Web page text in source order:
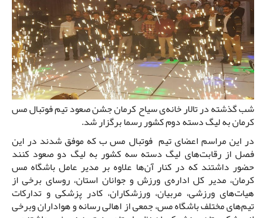
شب گذشته در تالار خانه‌ی سیاح کرمان جشن صعود تیم فوتبال مس
کرمان به لیگ دسته دوم کشور رسما برگزار شد.
در این مراسم اعضای تیم فوتبال مس ب که موفق شدند در این
فصل از رقابت‌های لیگ دسته سه کشور به لیگ دو صعود کنند
حضور داشتند که در کنار آن‌ها علاوه بر مدیر عامل باشگاه مس
کرمان، مدیر کل اداره‌ی ورزش و جوانان استان، روسای برخی از
هیات‌های ورزشی، مربیان، ورزشکاران، کادر پزشکی و تدارکات
تیم‌های مختلف باشگاه مس، جمعی از اهالی رسانه و هواداران وبرخی